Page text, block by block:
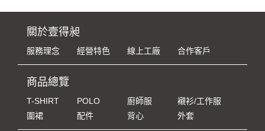
關於壹得昶
服務理念 經營特色 線上工廠 合作客戶
商品總覽
T-SHIRT POLO 廚師服
襯衫/工作服
圍裙
配件 背心 外套